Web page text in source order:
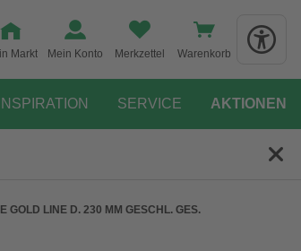
Markt Mein Konto Merkzettel Warenkorb
SERVICE AKTIONEN
LINE D. 230 MM GESCHL. GES.